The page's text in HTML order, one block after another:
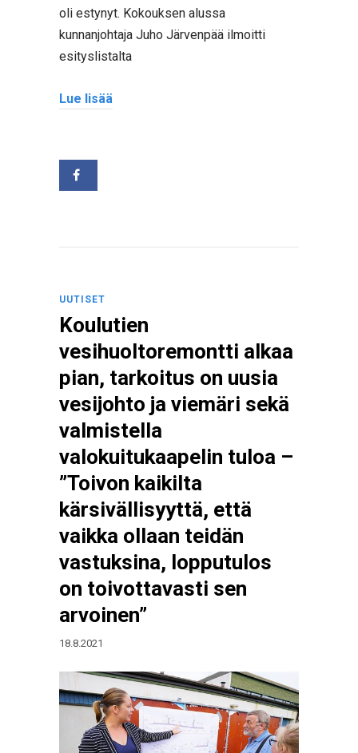
oli estynyt. Kokouksen alussa
kunnanjohtaja Juho Järvenpää ilmoitti
esityslistalta
Lue lisää
UUTISET
Koulutien
vesihuoltoremontti alkaa
pian, tarkoitus on uusia
vesijohto ja viemäri sekä
valmistella
valokuitukaapelin tuloa –
”Toivon kaikilta
kärsivällisyyttä, että
vaikka ollaan teidän
vastuksina, lopputulos
on toivottavasti sen
arvoinen”
18.8.2021